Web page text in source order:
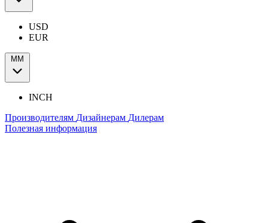
USD
EUR
ММ
INCH
Производителям Дизайнерам Дилерам
Полезная информация